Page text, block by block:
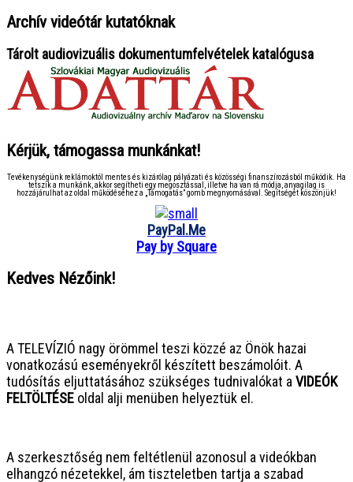
Archív videótár kutatóknak
Tárolt audiovizuális dokumentumfelvételek katalógusa
Kérjük, támogassa munkánkat!
Tevékenységünk reklámoktól mentes és kizárólag pályázati és közösségi finanszírozásból működik. Ha
tetszik a munkánk, akkor segítheti egy megosztással, illetve ha van rá módja, anyagilag is
hozzájárulhat az oldal működéséhez a „Támogatás” gomb megnyomásával. Segítségét köszönjük!
PayPal.Me
Pay by Square
Kedves Nézőink!
A TELEVÍZIÓ nagy örömmel teszi közzé az Önök hazai
vonatkozású eseményekről készített beszámolóit. A
tudósítás eljuttatásához szükséges tudnivalókat a VIDEÓK
FELTÖLTÉSE oldal alji menüben helyeztük el.
A szerkesztőség nem feltétlenül azonosul a videókban
elhangzó nézetekkel, ám tiszteletben tartja a szabad